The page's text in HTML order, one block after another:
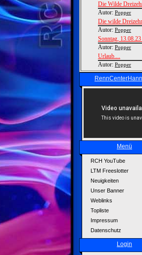
Die Wilde
Autor: Popper
Die wilde
Autor: Popper
Sonntag,
Autor: Popper
Urlaub....
Autor: Popper
Menü
RCH YouTube
LTM Freeslotter
Neuigkeiten
Unser Banner
Weblinks
Topliste
Impressum
Datenschutz
Login